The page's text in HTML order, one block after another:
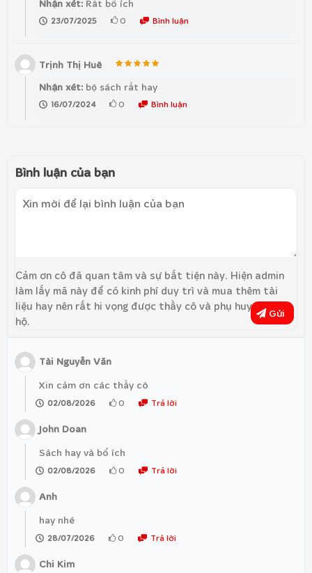
Nhận xét: Rất bổ ích
23/07/2025 0 Bình luận
Trịnh Thị Huê
Nhận xét: bộ sách rất hay
16/07/2024 0 Bình luận
Bình luận của bạn
Cảm ơn cô đã quan tâm và sự bất tiện này. Hiện admin
làm lấy mã này để có kinh phí duy trì và mua thêm tài
liệu hay nên rất hi vọng được thầy cô và phụ huynh ủng
hộ.
Gửi
Tài Nguyễn Văn
Xin cảm ơn các thầy cô
02/08/2026 0 Trả lời
John Doan
Sách hay và bổ ích
02/08/2026 0 Trả lời
Anh
hay nhé
28/07/2026 0 Trả lời
Chi Kim